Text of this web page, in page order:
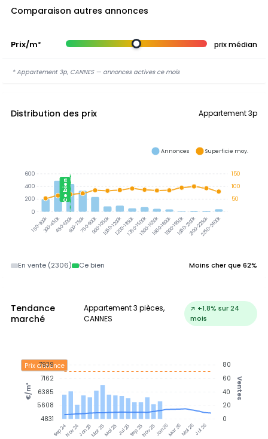
Comparaison autres annonces
Prix/m² prix médian
* Appartement 3p, CANNES — annonces actives ce mois
Distribution des prix Appartement 3p
150-300k300-450k450-600k600-750k750-900k900-1050k1050-1200k1200-1350k1350-1500k1500-1650k1650-1800k1800-1950k1950-2100k2100-2250k2250-2400k
Ce bien
150
100
50
600
400
200
0
Annonces Superficie moy.
En vente (2306) Ce bien Moins cher que 62%
Tendance
marché
Appartement 3 pièces,
CANNES
↗ +1.8% sur 24
mois
Sep 24Nov 24Jan 25Mar 25Mai 25Jul 25Sep 25Nov 25Jan 26Mar 26Mai 26Jul 26
Prix annonce
80
60
40
20
0
Ventes
7939
7162
6385
5608
4831
€/m²